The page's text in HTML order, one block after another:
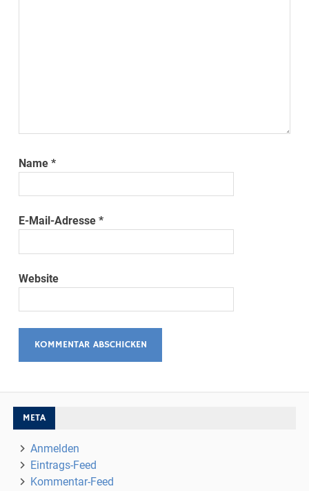
Name*
E-Mail-Adresse*
Website
META
Anmelden
Eintrags-Feed
Kommentar-Feed